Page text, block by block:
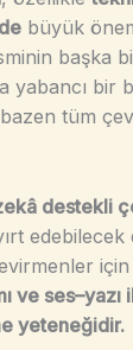
büyük
başka
yabancı bir
tüm
destekli
edebilecek
ve
yeteneğidir.